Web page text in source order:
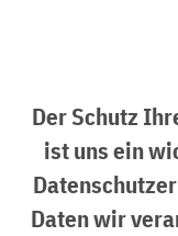
Der Schutz
ist uns ein
Daten wir